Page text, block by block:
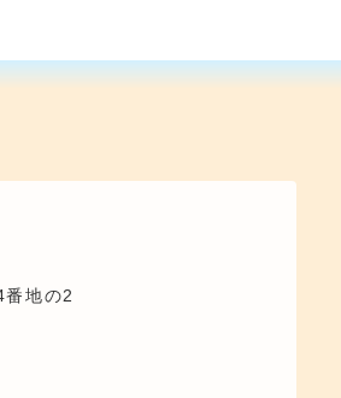
地の2